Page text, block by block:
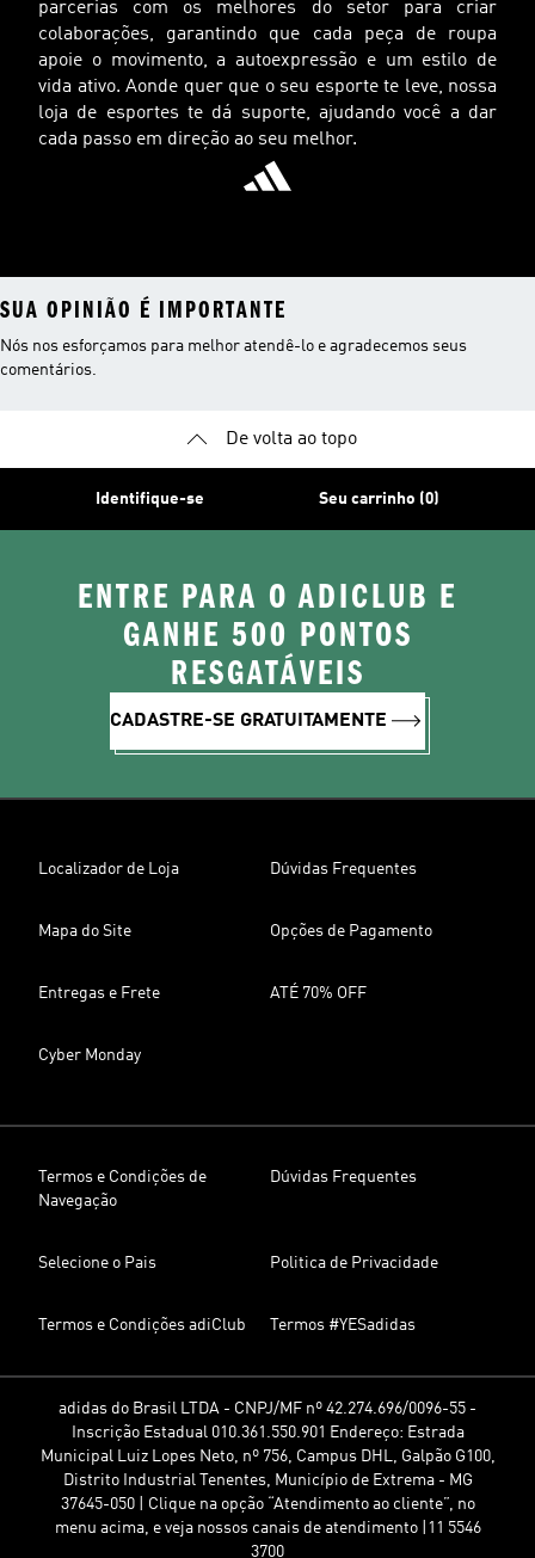
parcerias com os melhores do setor para criar
colaborações, garantindo que cada peça de roupa
apoie o movimento, a autoexpressão e um estilo de
vida ativo. Aonde quer que o seu esporte te leve, nossa
loja de esportes te dá suporte, ajudando você a dar
cada passo em direção ao seu melhor.
SUA OPINIÃO É IMPORTANTE
Nós nos esforçamos para melhor atendê-lo e agradecemos seus
comentários.
De volta ao topo
Identifique-se Seu carrinho (0)
ENTRE PARA O ADICLUB E
GANHE 500 PONTOS
RESGATÁVEIS
CADASTRE-SE GRATUITAMENTE
Localizador de Loja Dúvidas Frequentes
Mapa do Site Opções de Pagamento
Entregas e Frete ATÉ 70% OFF
Cyber Monday
Termos e Condições de
Navegação
Dúvidas Frequentes
Selecione o Pais Politica de Privacidade
Termos e Condições adiClub Termos #YESadidas
adidas do Brasil LTDA - CNPJ/MF nº 42.274.696/0096-55 -
Inscrição Estadual 010.361.550.901 Endereço: Estrada
Municipal Luiz Lopes Neto, nº 756, Campus DHL, Galpão G100,
Distrito Industrial Tenentes, Município de Extrema - MG
37645-050 | Clique na opção “Atendimento ao cliente”, no
menu acima, e veja nossos canais de atendimento |11 5546
3700